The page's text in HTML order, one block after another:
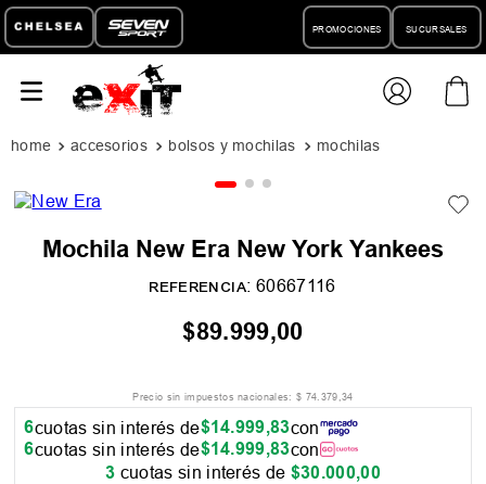
PROMOCIONES SUCURSALES
accesorios bolsos y mochilas mochilas
Mochila New Era New York Yankees
REFERENCIA:60667116
$89.999,00
Precio sin impuestos nacionales: $ 74.379,34
6cuotas sin interés de$14.999,83con
6cuotas sin interés de$14.999,83con
3 cuotas sin interés de $30.000,00